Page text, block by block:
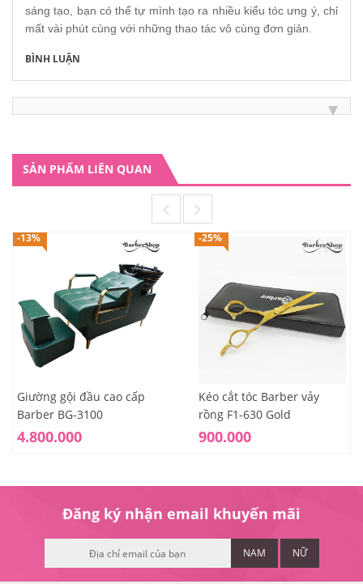
sáng tạo, bạn có thể tự mình tạo ra nhiều kiểu tóc ưng ý, chỉ
mất vài phút cùng với những thao tác vô cùng đơn giản.
BÌNH LUẬN
SẢN PHẨM LIÊN QUAN
-13%
Giường gội đầu cao cấp
Barber BG-3100
4.800.000
-25%
Kéo cắt tóc Barber vảy
rồng F1-630 Gold
900.000
Đăng ký nhận email khuyến mãi
NAM NỮ